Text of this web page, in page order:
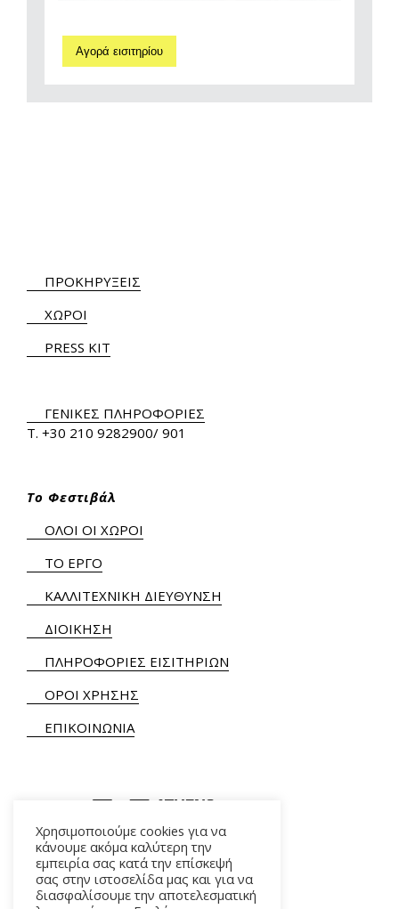
Αγορά εισιτηρίου
ΠΡΟΚΗΡΥΞΕΙΣ
ΧΩΡΟΙ
PRESS KIT
ΓΕΝΙΚΕΣ ΠΛΗΡΟΦΟΡΙΕΣ
Τ. +30 210 9282900/ 901
Το Φεστιβάλ
ΟΛΟΙ ΟΙ ΧΩΡΟΙ
ΤΟ ΕΡΓΟ
ΚΑΛΛΙΤΕΧΝΙΚΗ ΔΙΕΥΘΥΝΣΗ
ΔΙΟΙΚΗΣΗ
ΠΛΗΡΟΦΟΡΙΕΣ ΕΙΣΙΤΗΡΙΩΝ
ΟΡΟΙ ΧΡΗΣΗΣ
ΕΠΙΚΟΙΝΩΝΙΑ
ΑΛΚΜΗΝΗΣ 5 – 118 54 ΑΘΗΝΑ
Χρησιμοποιούμε cookies για να
κάνουμε ακόμα καλύτερη την
εμπειρία σας κατά την επίσκεψή
σας στην ιστοσελίδα μας και για να
διασφαλίσουμε την αποτελεσματική